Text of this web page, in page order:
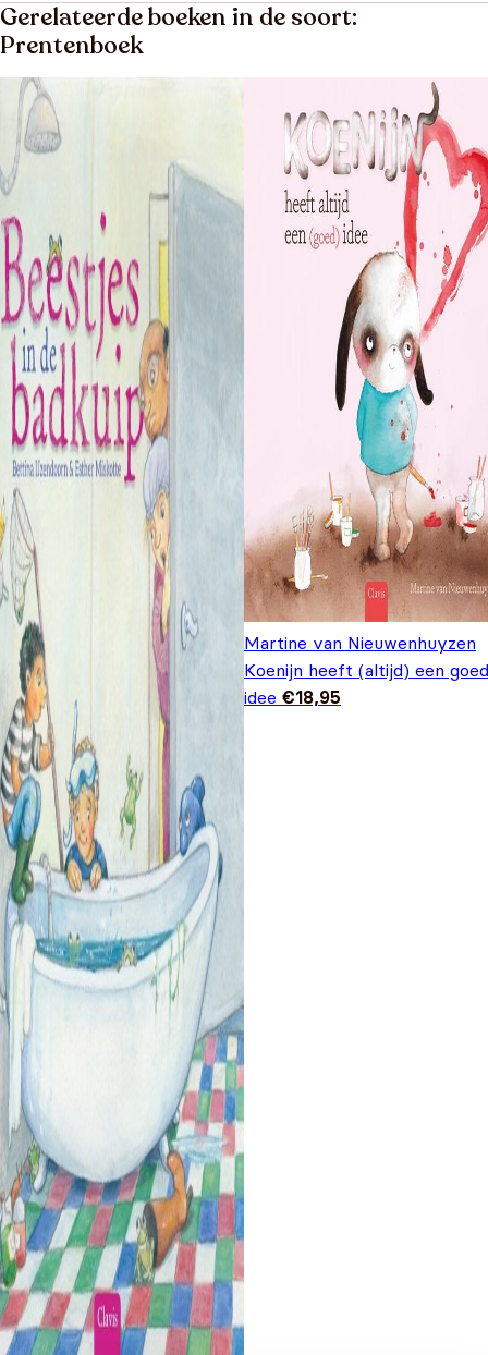
Gerelateerde boeken in de soort:
Prentenboek
Martine van Nieuwenhuyzen
Koenijn heeft (altijd) een goed
idee €18,95